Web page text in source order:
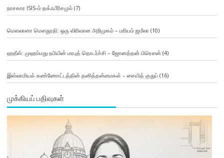
நாசகார ISIS-ம் தக்ஃபீரிசமும்(7)
மௌலானா மௌதூதி: ஒரு விரிவான அறிமுகம் – மரியம் ஜமீலா (10)
ஹதீஸ்: முஹம்மது நபியின் மரபுத் தொடர்ச்சி – ஜோனத்தன் பிரௌன் (4)
இஸ்லாமியக் கண்ணோட்டத்தின் தனித்தன்மைகள் – சையித் குதுப் (16)
முக்கியப் பதிவுகள்